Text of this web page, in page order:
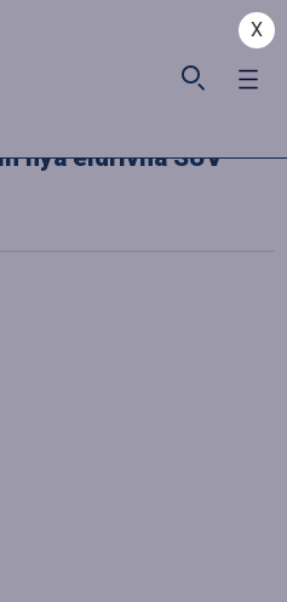
X
nya eldrivna SUV